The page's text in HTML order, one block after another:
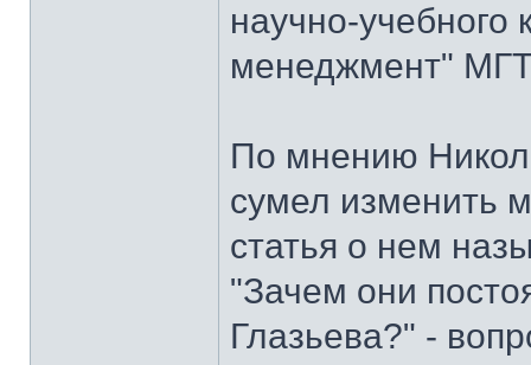
научно-
менеджмент"
По мнению
сумел изменить
статья о нем
"Зачем они
Глазьева?" -